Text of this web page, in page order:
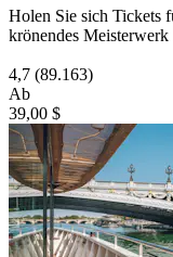
Holen Sie sich Tickets
krönendes
4,7 (89.163)
Ab
39,00 $